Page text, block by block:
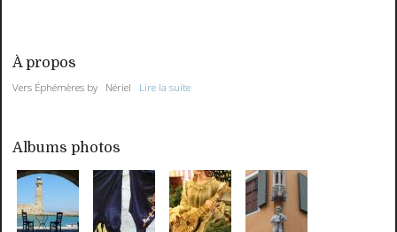
À propos
Vers Éphémères by Nériel Lire la suite
Albums photos